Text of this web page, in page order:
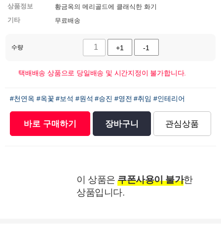
상품정보
황금옥의 메리골드에 클래식한 화기
기타
무료배송
수량 +1 -1
택배배송 상품으로 당일배송 및 시간지정이 불가합니다.
#천연옥 #옥꽃 #보석 #원석 #승진 #영전 #취임 #인테리어
바로 구매하기 장바구니 관심상품
이 상품은 쿠폰사용이 불가한
상품입니다.